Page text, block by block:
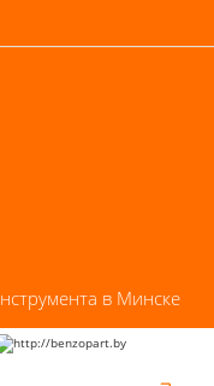
в Минске